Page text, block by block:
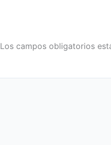
Los campos obligatorios